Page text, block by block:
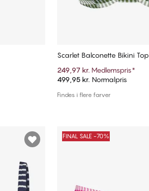
Tilføj til kurv
Scarlet Balconette Bikini Top
249,97 kr. Medlemspris*
499,95 kr. Normalpris
Findes i flere farver
FINAL SALE -70%